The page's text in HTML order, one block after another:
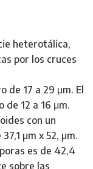
heterotálica,
por los cruces
de 17 a 29 μm. El
12 a 16 μm.
con un
µm x 52, µm.
es de 42,4
sobre las